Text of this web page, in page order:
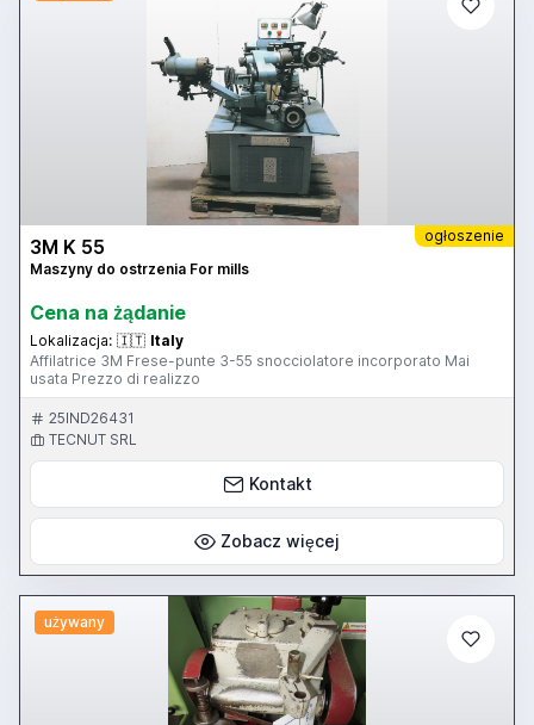
ogłoszenie
3M K 55
Maszyny do ostrzenia For mills
Cena na żądanie
Lokalizacja: 🇮🇹 Italy
Affilatrice 3M Frese-punte 3-55 snocciolatore incorporato Mai
usata Prezzo di realizzo
25IND26431
TECNUT SRL
Kontakt
Zobacz więcej
używany